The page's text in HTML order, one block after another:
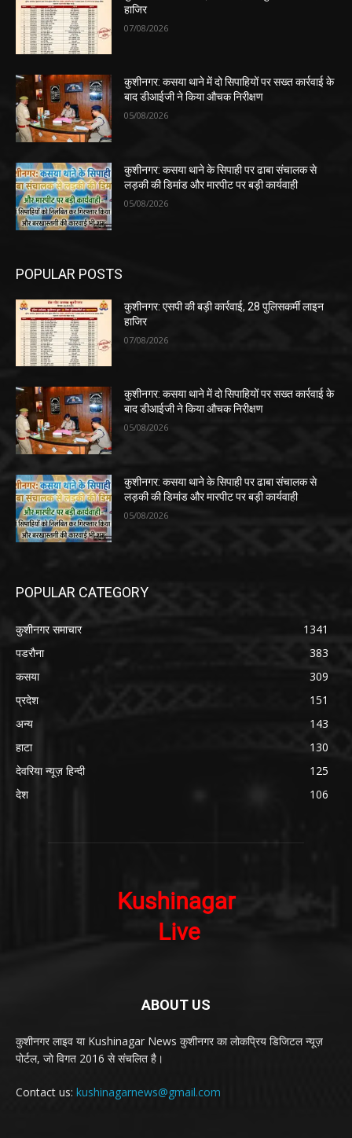
हाजिर
07/08/2026
कुशीनगर: कसया थाने में दो सिपाहियों पर सख्त कार्रवाई के
बाद डीआईजी ने किया औचक निरीक्षण
05/08/2026
कुशीनगर: कसया थाने के सिपाही पर ढाबा संचालक से
लड़की की डिमांड और मारपीट पर बड़ी कार्यवाही
05/08/2026
POPULAR POSTS
कुशीनगर: एसपी की बड़ी कार्रवाई, 28 पुलिसकर्मी लाइन
हाजिर
07/08/2026
कुशीनगर: कसया थाने में दो सिपाहियों पर सख्त कार्रवाई के
बाद डीआईजी ने किया औचक निरीक्षण
05/08/2026
कुशीनगर: कसया थाने के सिपाही पर ढाबा संचालक से
लड़की की डिमांड और मारपीट पर बड़ी कार्यवाही
05/08/2026
POPULAR CATEGORY
कुशीनगर समाचार
1341
पडरौना
383
कसया
309
प्रदेश
151
अन्य
143
हाटा
130
देवरिया न्यूज़ हिन्दी
125
देश
106
ABOUT US
कुशीनगर लाइव या Kushinagar News कुशीनगर का लोकप्रिय डिजिटल न्यूज़
पोर्टल, जो विगत 2016 से संचलित है।
Contact us: kushinagarnews@gmail.com